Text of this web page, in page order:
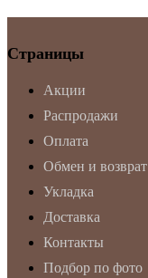
Страницы
Акции
Распродажи
Оплата
Обмен и возврат
Укладка
Доставка
Контакты
Подбор по фото